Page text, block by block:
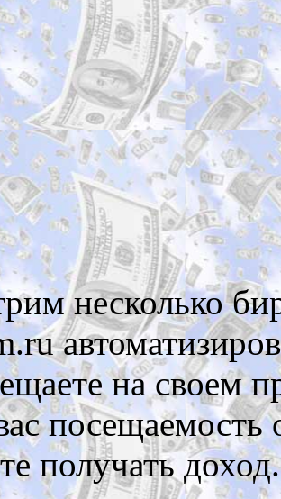
несколько
на своем
посещаемость
получать доход.